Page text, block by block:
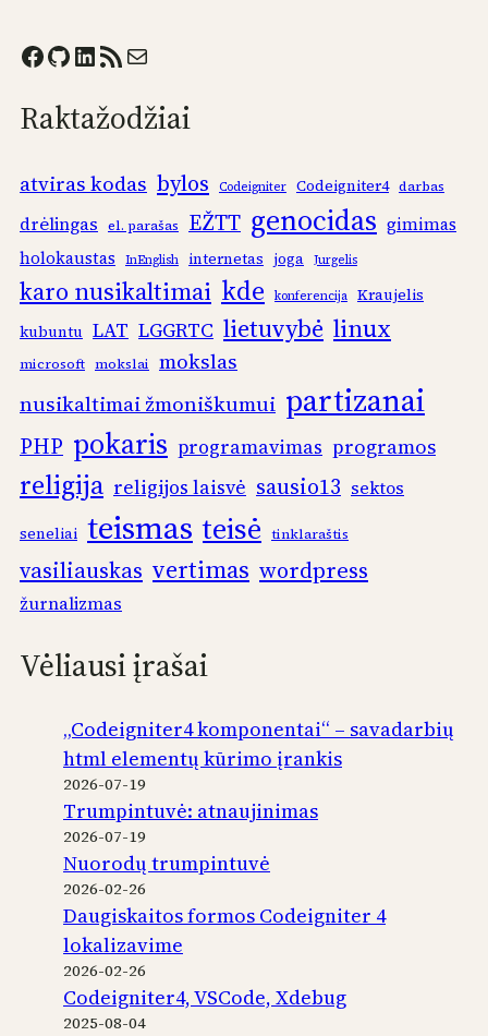
Facebook GitHub LinkedIn RSS Feed Mail
Raktažodžiai
atviras kodas bylos Codeigniter Codeigniter4 darbas
drėlingas el. parašas EŽTT genocidas gimimas
holokaustas
InEnglish internetas joga Jurgelis
karo nusikaltimai kde konferencija Kraujelis
kubuntu LAT LGGRTC lietuvybė linux
microsoft mokslai mokslas
nusikaltimai žmoniškumui partizanai
PHP pokaris programavimas programos
religija religijos laisvė sausio13 sektos
seneliai teismas teisė tinklaraštis
vasiliauskas vertimas wordpress
žurnalizmas
Vėliausi įrašai
„Codeigniter4 komponentai“ – savadarbių
html elementų kūrimo įrankis
2026-07-19
Trumpintuvė: atnaujinimas
2026-07-19
Nuorodų trumpintuvė
2026-02-26
Daugiskaitos formos Codeigniter 4
lokalizavime
2026-02-26
Codeigniter4, VSCode, Xdebug
2025-08-04